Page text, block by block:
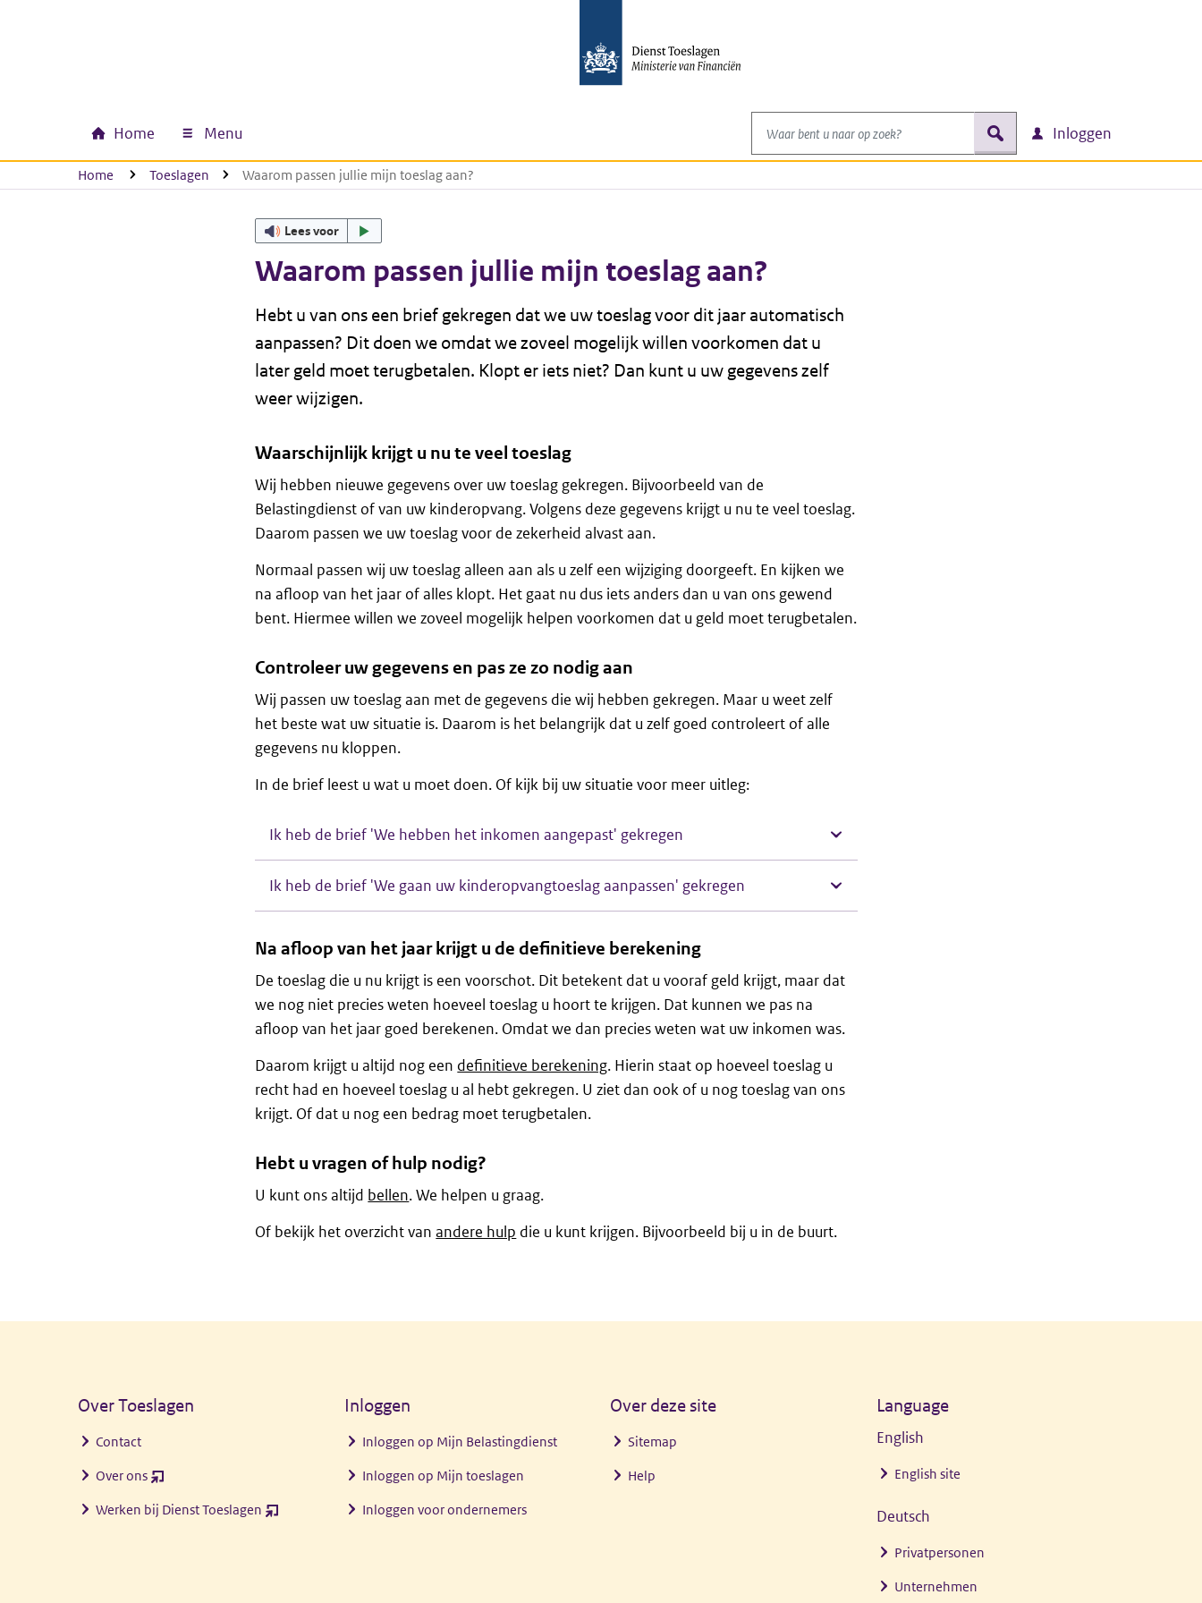
Hoofdnavigatie
Home Menu
Waar bent u naar op zoek?
zoek Inloggen
U bevindt zich hier:
Home Toeslagen Waarom passen jullie mijn toeslag aan?
Lees voor
Waarom passen jullie mijn toeslag aan?
Hebt u van ons een brief gekregen dat we uw toeslag voor dit jaar automatisch
aanpassen? Dit doen we omdat we zoveel mogelijk willen voorkomen dat u
later geld moet terugbetalen. Klopt er iets niet? Dan kunt u uw gegevens zelf
weer wijzigen.
Waarschijnlijk krijgt u nu te veel toeslag
Wij hebben nieuwe gegevens over uw toeslag gekregen. Bijvoorbeeld van de
Belastingdienst of van uw kinderopvang. Volgens deze gegevens krijgt u nu te veel toeslag.
Daarom passen we uw toeslag voor de zekerheid alvast aan.
Normaal passen wij uw toeslag alleen aan als u zelf een wijziging doorgeeft. En kijken we
na afloop van het jaar of alles klopt. Het gaat nu dus iets anders dan u van ons gewend
bent. Hiermee willen we zoveel mogelijk helpen voorkomen dat u geld moet terugbetalen.
Controleer uw gegevens en pas ze zo nodig aan
Wij passen uw toeslag aan met de gegevens die wij hebben gekregen. Maar u weet zelf
het beste wat uw situatie is. Daarom is het belangrijk dat u zelf goed controleert of alle
gegevens nu kloppen.
In de brief leest u wat u moet doen. Of kijk bij uw situatie voor meer uitleg:
Ik heb de brief 'We hebben het inkomen aangepast' gekregen
Ik heb de brief 'We gaan uw kinderopvangtoeslag aanpassen' gekregen
Na afloop van het jaar krijgt u de definitieve berekening
De toeslag die u nu krijgt is een voorschot. Dit betekent dat u vooraf geld krijgt, maar dat
we nog niet precies weten hoeveel toeslag u hoort te krijgen. Dat kunnen we pas na
afloop van het jaar goed berekenen. Omdat we dan precies weten wat uw inkomen was.
Daarom krijgt u altijd nog een definitieve berekening. Hierin staat op hoeveel toeslag u
recht had en hoeveel toeslag u al hebt gekregen. U ziet dan ook of u nog toeslag van ons
krijgt. Of dat u nog een bedrag moet terugbetalen.
Hebt u vragen of hulp nodig?
U kunt ons altijd bellen. We helpen u graag.
Of bekijk het overzicht vanandere hulp die u kunt krijgen. Bijvoorbeeld bij u in de buurt.
Over Toeslagen
Contact
Over ons (opent
venster)
Werken bij Dienst Toeslagen (opent
Inloggen
Inloggen op Mijn Belastingdienst
Inloggen op Mijn toeslagen
Inloggen voor ondernemers
Over deze site
Sitemap
Help
Language
English
English site
Deutsch
Privatpersonen
Unternehmen